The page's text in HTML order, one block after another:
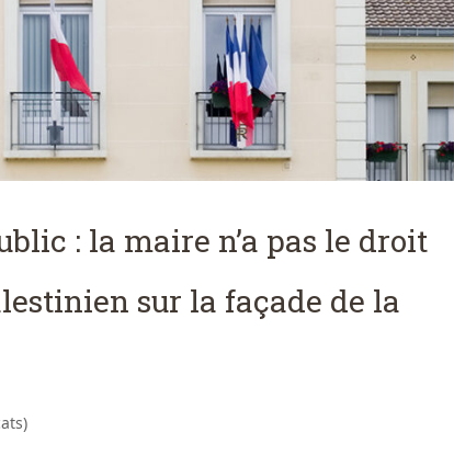
: la maire n’a pas le droit
sur la façade de la